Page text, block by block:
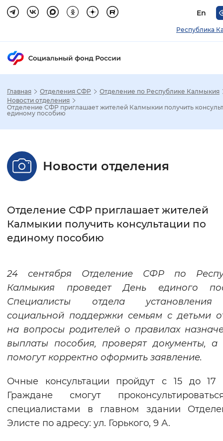
En
Республика
Стандартный Увеличенный
Без засечек С засечками
Интервал между буквами
Цвет сайта
Монохромный Инверсивный
Синий фон
Изображения
Звуковой ассистент
Воспроизвести Остановить
Главная Отделения СФР
Отделение по Республике Калмыкия
Новости отделения
Отделение СФР приглашает жителей Калмыкии получить
единому пособию
Новости отделения
Отделение СФР приглашает жителей
Калмыкии получить консультации по
единому пособию
24 сентября Отделение СФР по
Калмыкия проведет День единого
Специалисты отдела
социальной поддержки семьям с детьми
на вопросы родителей о правилах
выплаты пособия, проверят документы, а
помогут корректно оформить заявление.
Очные консультации пройдут с 15 до 17
Граждане смогут
специалистами в главном здании
Элисте по адресу: ул. Горького, 9 А.